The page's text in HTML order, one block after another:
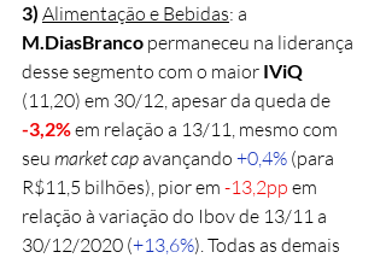
3) Alimentação e Bebidas: a
M.DiasBranco permaneceu na liderança
desse segmento com o maior IViQ
(11,20) em 30/12, apesar da queda de
-3,2% em relação a 13/11, mesmo com
seu market cap avançando +0,4% (para
R$11,5 bilhões), pior em -13,2pp em
relação à variação do Ibov de 13/11 a
30/12/2020 (+13,6%). Todas as demais